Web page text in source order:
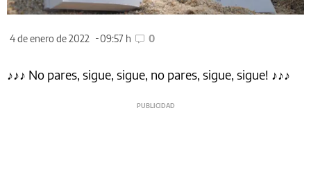
4 de enero de 2022 09:57 h 0
♪♪♪ No pares, sigue, sigue, no pares, sigue, sigue! ♪♪♪